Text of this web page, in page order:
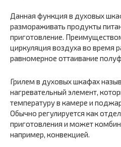
Данная функция в духовых
размораживать продукты
приготовление.
циркуляция воздуха во время
равномерное оттаивание
Грилем в духовых шкафах
нагревательный элемент,
температуру в камере и
Обычно регулируется как
приготовления и может
например, конвекцией.